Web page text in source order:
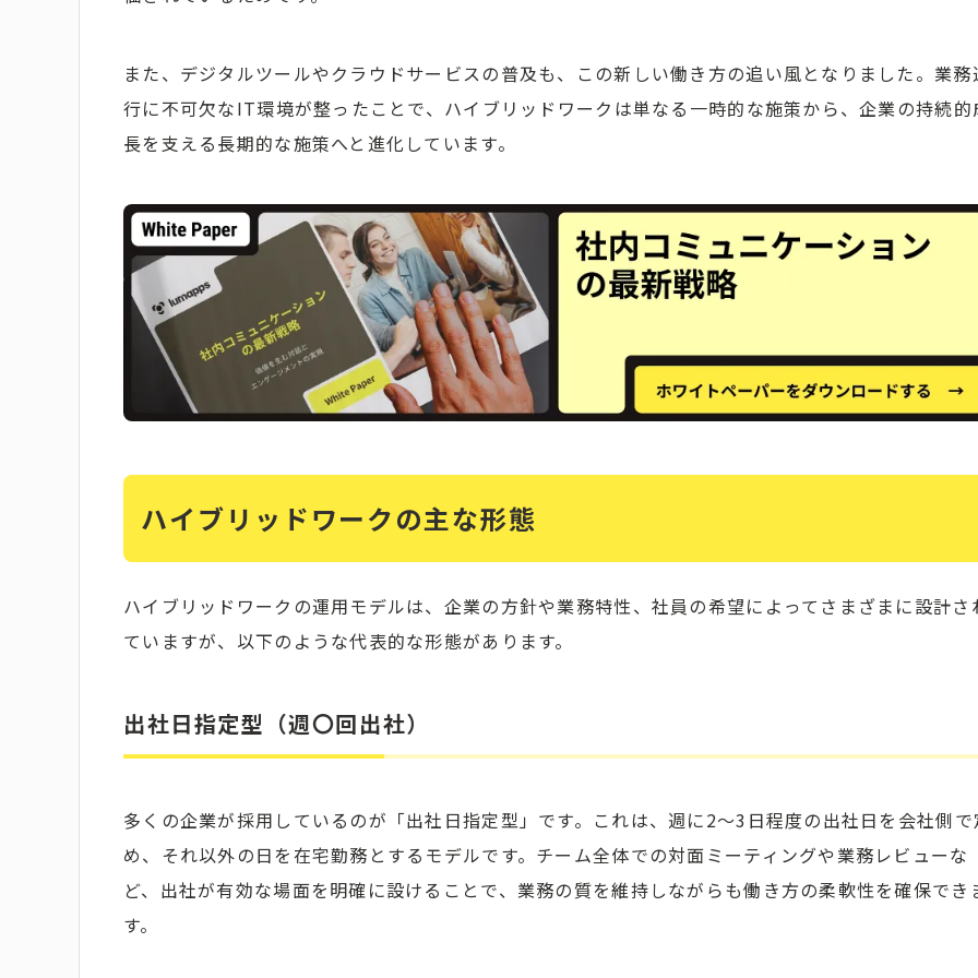
また、デジタルツールやクラウドサービスの普及も、この新しい働き方の追い風となりました。業務
行に不可欠なIT環境が整ったことで、ハイブリッドワークは単なる一時的な施策から、企業の持続的
長を支える長期的な施策へと進化しています。
ハイブリッドワークの主な形態
ハイブリッドワークの運用モデルは、企業の方針や業務特性、社員の希望によってさまざまに設計さ
ていますが、以下のような代表的な形態があります。
出社日指定型（週〇回出社）
多くの企業が採用しているのが「出社日指定型」です。これは、週に2～3日程度の出社日を会社側
め、それ以外の日を在宅勤務とするモデルです。チーム全体での対面ミーティングや業務レビューな
ど、出社が有効な場面を明確に設けることで、業務の質を維持しながらも働き方の柔軟性を確保でき
す。